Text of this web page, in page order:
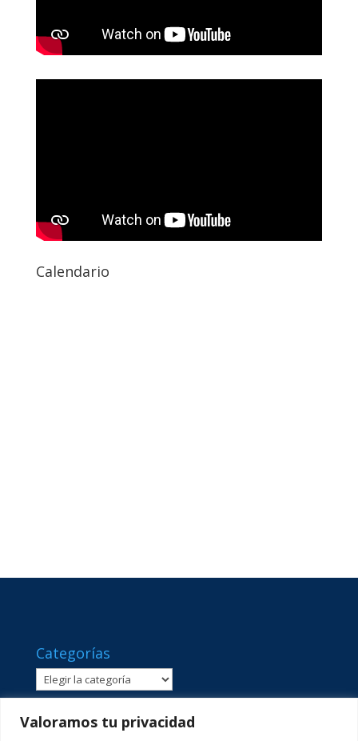
Valoramos tu privacidad
Calendario
Categorías
Categorías